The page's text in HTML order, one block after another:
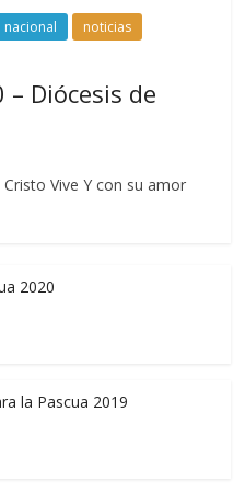
nacional
noticias
Diócesis de
Vive Y con su amor
2020
la Pascua 2019